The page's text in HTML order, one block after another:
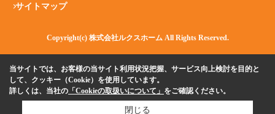
サイトマップ
Copyright(c) 株式会社ルクスホーム All Rights Reserved.
当サイトでは、お客様の当サイト利用状況把握、サービス向上検討を目的と
して、クッキー（Cookie）を使用しています。
詳しくは、当社の 「Cookieの取扱いについて」 をご確認ください。
閉じる